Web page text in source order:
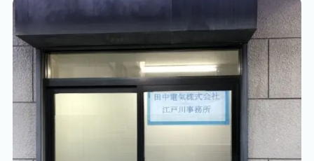
いです。 そこで私が担当しています、スマホ教室
についてご案内させていただきます。 ドコモショ
ップ秋葉原UDX店では毎日3回スマホ教室を実施
しています。 例えばiPhoneの使い方や、アンド
ロイドスマートフォンの使い方、アプリについて
やドコモの便利な機能についてなど・・・ スマホ
の操作や機能で分からない事があったらぜひご参
加ください！ ■スマホ教室 開講スケジュール 1